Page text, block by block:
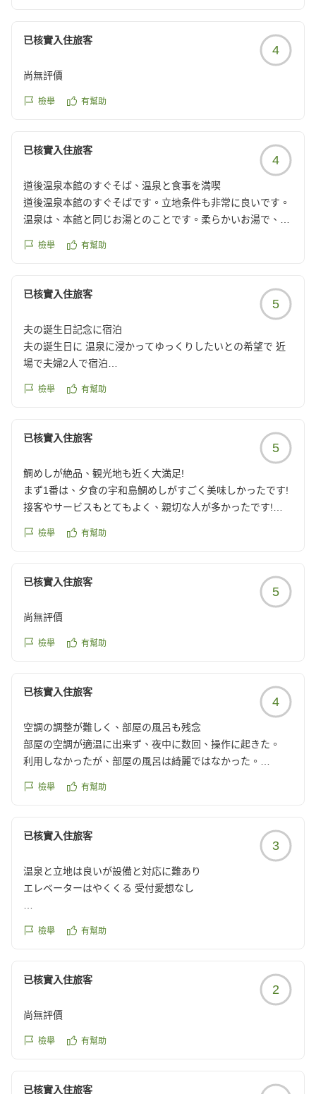
已核實入住旅客
4
尚無評價
檢舉 有幫助
已核實入住旅客
4
道後温泉本館のすぐそば、温泉と食事を満喫
道後温泉本館のすぐそばです。立地条件も非常に良いです。
温泉は、本館と同じお湯とのことです。柔らかいお湯で、屋
らせて頂けます。内風呂の湯船は、お隣のホテルの方が大き
ウエルカムドリンクは、暑い日には助かりました。お風呂上
食事は、夕食はメインが牛肉と豚肉の焼き肉でそれ以外はバ
イキングでメニューも豊富で楽しめました。アイスも嬉しい
ですね。
2種類の鯛めしも面白かったです。朝食もバイキングで楽し
めました。
他の画像やクチコミの詳細はこちらから
reviewId=33123478327767
檢舉 有幫助
已核實入住旅客
5
夫の誕生日記念に宿泊
夫の誕生日に 温泉に浸かってゆっくりしたいとの希望で 近
場で夫婦2人で宿泊
に浸かり 露天風呂からは 三津浜の花火大会が見えると言う
た 全てにおいて 大満足 夫も大喜びでした また 宿泊したい
https://review.travel.rakuten.co.jp/hotel/voice/16719?
reviewId=33123478306790
檢舉 有幫助
已核實入住旅客
5
鯛めしが絶品、観光地も近く大満足!
まず1番は、夕食の宇和島鯛めしがすごく美味しかったです!
接客やサービスもとてもよく、親切な人が多かったです!
から歩いてすぐなので夜の散歩と翌日の散策もできました!
いて部屋も大満足です。
また道後温泉に来るときには、ぜひ泊まりたいなと思います
https://review.travel.rakuten.co.jp/hotel/voice/16719?
reviewId=33123478272008
檢舉 有幫助
已核實入住旅客
5
尚無評價
檢舉 有幫助
已核實入住旅客
4
空調の調整が難しく、部屋の風呂も残念
部屋の空調が適温に出来ず、夜中に数回、操作に起きた。
利用しなかったが、部屋の風呂は綺麗ではなかった。
クチコミの詳細はこちらから
reviewId=33123478261730
檢舉 有幫助
已核實入住旅客
3
温泉と立地は良いが設備と対応に難あり
エレベーターはやくくる 受付愛想なし
https://review.travel.rakuten.co.jp/hotel/voice/16719?
reviewId=33123478256764
檢舉 有幫助
已核實入住旅客
2
尚無評價
檢舉 有幫助
已核實入住旅客